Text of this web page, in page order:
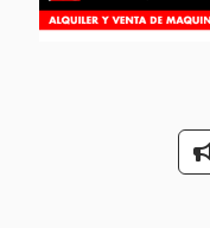
deslocação: 30 km/h